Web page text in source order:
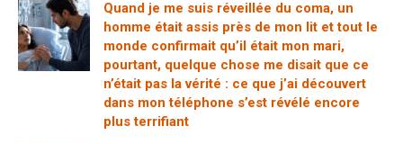
Quand je me suis réveillée du coma, un
homme était assis près de mon lit et tout le
monde confirmait qu’il était mon mari,
pourtant, quelque chose me disait que ce
n’était pas la vérité : ce que j’ai découvert
dans mon téléphone s’est révélé encore
plus terrifiant